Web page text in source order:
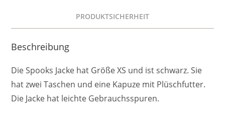
PRODUKTSICHERHEIT
Beschreibung
Die Spooks Jacke hat Größe XS und ist schwarz. Sie
hat zwei Taschen und eine Kapuze mit Plüschfutter.
Die Jacke hat leichte Gebrauchsspuren.